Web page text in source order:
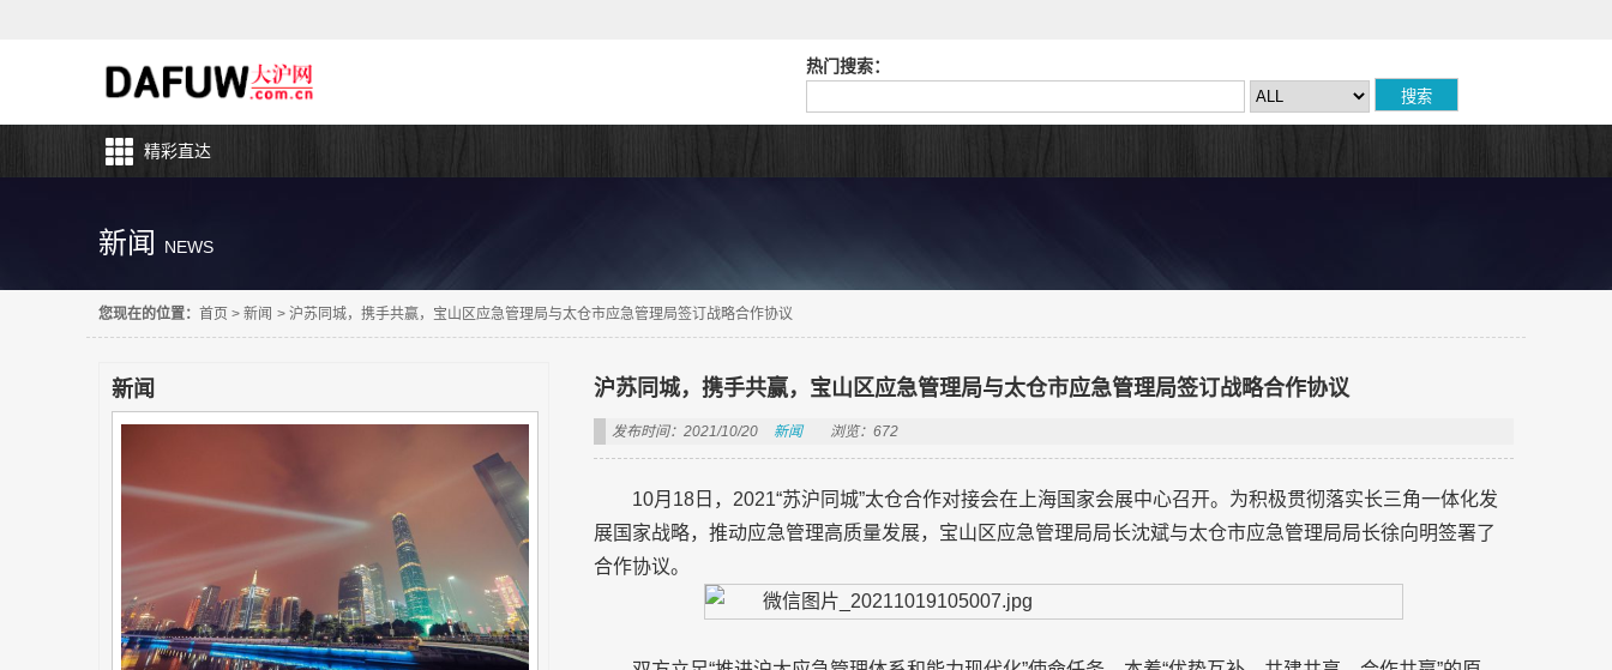
热门搜索：
精彩直达
新闻 NEWS
您现在的位置： 首页 > 新闻 > 沪苏同城，携手共赢，宝山区应急管理局与太仓市应急管理局签订战略合作协议
新闻 沪苏同城，携手共赢，宝山区应急管理局与太仓市应急管理局签订战略合作协议
发布时间：2021/10/20 新闻 浏览：672
10月18日，2021“苏沪同城”太仓合作对接会在上海国家会展中心召开。为积极贯彻落实长三角一体化发
展国家战略，推动应急管理高质量发展，宝山区应急管理局局长沈斌与太仓市应急管理局局长徐向明签署了
合作协议。